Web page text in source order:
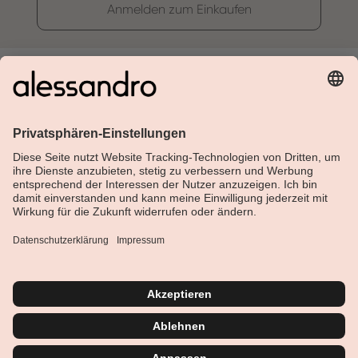
Anmelden zum Einkaufen
Über Alessandro
Shop
Deutsch